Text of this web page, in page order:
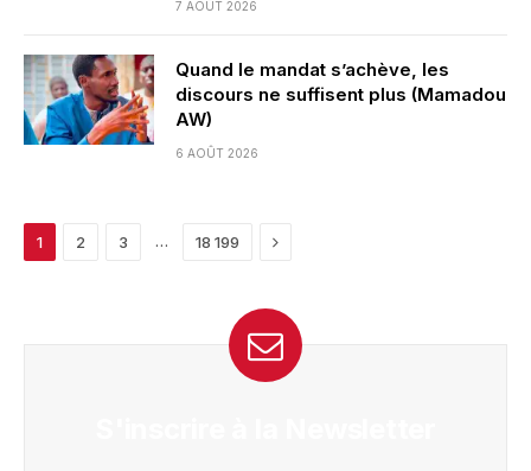
7 AOÛT 2026
Quand le mandat s’achève, les
discours ne suffisent plus (Mamadou
AW)
6 AOÛT 2026
1 2 3 … 18 199 Next